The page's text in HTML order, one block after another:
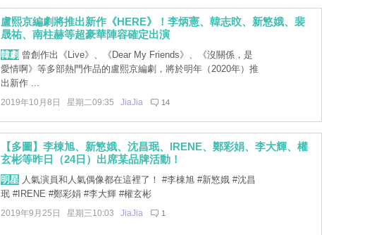
盧熙京編劇將推出新作《HERE》！李炳憲、韓志旼、新慜娥、裴
晟祐、南柱赫等超豪華陣容確定出演
韓劇 曾創作出《Live》、《Dear My Friends》、《沒關係，是
愛情啊》等多部熱門作品的盧熙京編劇，將於明年（2020年）推
出新作 ...
2019年10月8日 星期二09:35 JiaJia 14
【多圖】李棟旭、新慜娥、沈昌珉、IRENE、鄭彩娟、李大輝、權
玄彬等昨日（24日）出席某品牌活動！
明星人氣演員和人氣偶像都在這裡了！ #李棟旭 #新慜娥 #沈昌
珉 #IRENE #鄭彩娟 #李大輝 #權玄彬
2019年9月25日 星期三10:03 JiaJia 1